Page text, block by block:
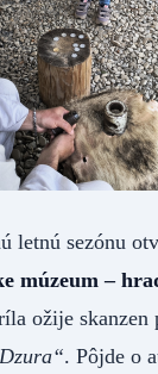
letnú sezónu
múzeum –
ožije skanzen
. Pôjde o